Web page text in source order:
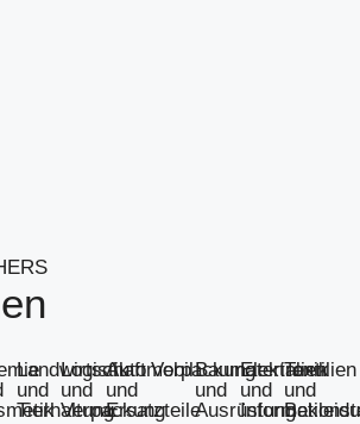
Landwirtschaft
und
Tierhaltung
Logistik
und
Verpackung
Automobil
und
Ersatzteile
Verpackung
Baumaterialien
und
Ausrüstung
Elektronik
und
Textilien
und